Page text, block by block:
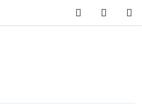
Hledat
KOŠÍK